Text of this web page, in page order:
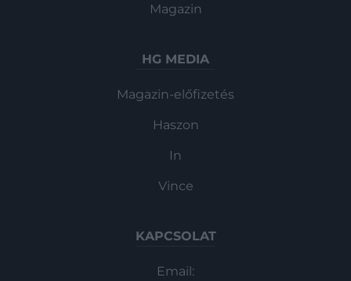
Magazin
HG MEDIA
Magazin-előfizetés
Haszon
In
Vince
KAPCSOLAT
Email: